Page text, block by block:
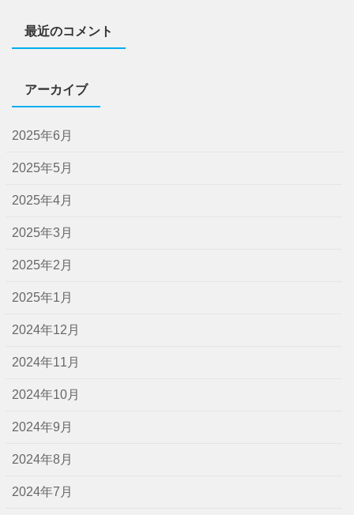
最近のコメント
アーカイブ
2025年6月
2025年5月
2025年4月
2025年3月
2025年2月
2025年1月
2024年12月
2024年11月
2024年10月
2024年9月
2024年8月
2024年7月